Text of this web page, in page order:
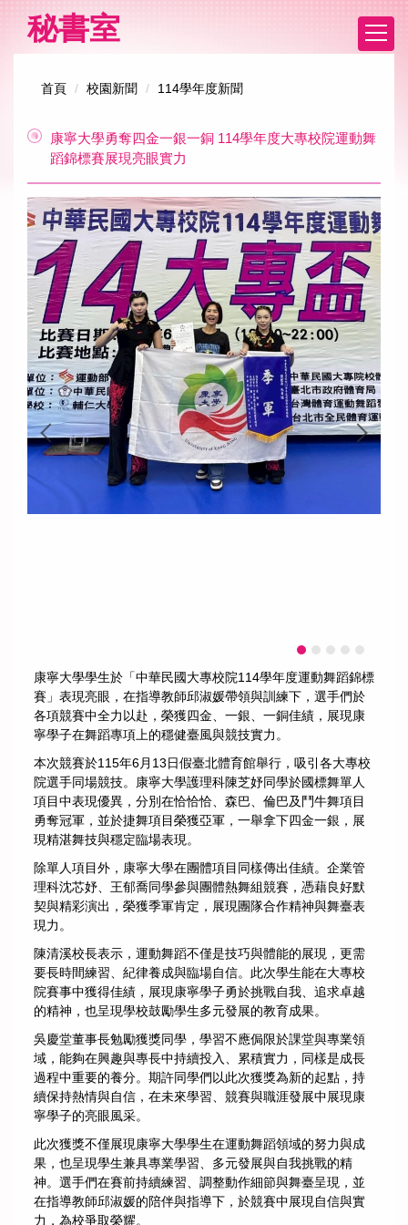
主
秘書室
首頁 校園新聞 114學年度新聞
康寧大學勇奪四金一銀一銅 114學年度大專校院運動舞
蹈錦標賽展現亮眼實力
康寧大學學生於「中華民國大專校院114學年度運動舞蹈錦標
賽」表現亮眼，在指導教師邱淑媛帶領與訓練下，選手們於
各項競賽中全力以赴，榮獲四金、一銀、一銅佳績，展現康
寧學子在舞蹈專項上的穩健臺風與競技實力。
本次競賽於115年6月13日假臺北體育館舉行，吸引各大專校
院選手同場競技。康寧大學護理科陳芝妤同學於國標舞單人
項目中表現優異，分別在恰恰恰、森巴、倫巴及鬥牛舞項目
勇奪冠軍，並於捷舞項目榮獲亞軍，一舉拿下四金一銀，展
現精湛舞技與穩定臨場表現。
除單人項目外，康寧大學在團體項目同樣傳出佳績。企業管
理科沈芯妤、王郁喬同學參與團體熱舞組競賽，憑藉良好默
契與精彩演出，榮獲季軍肯定，展現團隊合作精神與舞臺表
現力。
陳清溪校長表示，運動舞蹈不僅是技巧與體能的展現，更需
要長時間練習、紀律養成與臨場自信。此次學生能在大專校
院賽事中獲得佳績，展現康寧學子勇於挑戰自我、追求卓越
的精神，也呈現學校鼓勵學生多元發展的教育成果。
吳慶堂董事長勉勵獲獎同學，學習不應侷限於課堂與專業領
域，能夠在興趣與專長中持續投入、累積實力，同樣是成長
過程中重要的養分。期許同學們以此次獲獎為新的起點，持
續保持熱情與自信，在未來學習、競賽與職涯發展中展現康
寧學子的亮眼風采。
此次獲獎不僅展現康寧大學學生在運動舞蹈領域的努力與成
果，也呈現學生兼具專業學習、多元發展與自我挑戰的精
神。選手們在賽前持續練習、調整動作細節與舞臺呈現，並
在指導教師邱淑媛的陪伴與指導下，於競賽中展現自信與實
力，為校爭取榮耀。